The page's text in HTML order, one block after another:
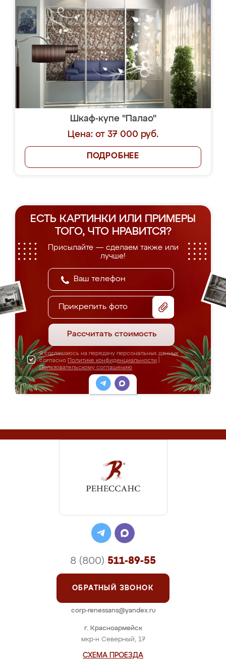
Шкаф-купе "Палао"
Цена: от 37 000 руб.
ПОДРОБНЕЕ
ЕСТЬ КАРТИНКИ ИЛИ ПРИМЕРЫ
ТОГО, ЧТО НРАВИТСЯ?
Присылайте — сделаем также или
лучше!
Прикрепить фото
Рассчитать стоимость
Я соглашаюсь на передачу персональных данных
согласно Политике конфиденциальности
Пользовательскому соглашению
г. Красноармейск
мкр-н Северный, 17
СХЕМА ПРОЕЗДА
8 (800) 511-89-55
ОБРАТНЫЙ ЗВОНОК
corp-renessans@yandex.ru